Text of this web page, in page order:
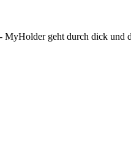
geht durch dick und